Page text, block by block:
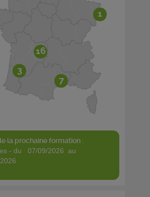
1
3
7
16
la prochaine formation :